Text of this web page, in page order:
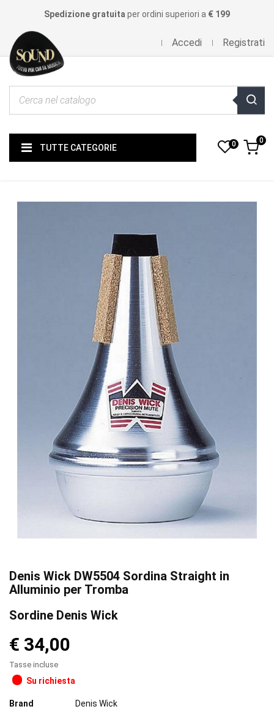
Spedizione gratuita per ordini superiori a € 199
Accedi Registrati
TUTTE CATEGORIE 0 0
Denis Wick DW5504 Sordina Straight in
Alluminio per Tromba
Sordine Denis Wick
€ 34,00
Tasse incluse
Su richiesta
Brand
Denis Wick